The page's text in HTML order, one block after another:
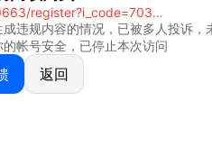
https://www.q4sdgj.vip:9663/register?i_code=70328081
违规内容的情况，已被多人投诉，
帐号安全，已停止本次访问
返回